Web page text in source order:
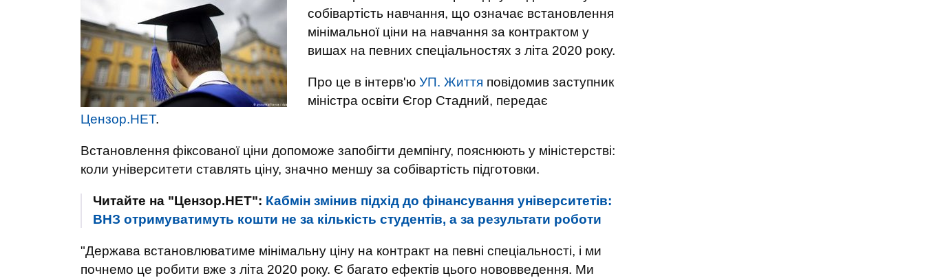
собівартість навчання, що означає встановлення
мінімальної ціни на навчання за контрактом у
вишах на певних спеціальностях з літа 2020 року.
Про це в інтерв'ю УП. Життя повідомив заступник
міністра освіти Єгор Стадний, передає
Цензор.НЕТ.
Встановлення фіксованої ціни допоможе запобігти демпінгу, пояснюють у міністерстві:
коли університети ставлять ціну, значно меншу за собівартість підготовки.
Читайте на "Цензор.НЕТ": Кабмін змінив підхід до фінансування університетів:
ВНЗ отримуватимуть кошти не за кількість студентів, а за результати роботи
"Держава встановлюватиме мінімальну ціну на контракт на певні спеціальності, і ми
почнемо це робити вже з літа 2020 року. Є багато ефектів цього нововведення. Ми